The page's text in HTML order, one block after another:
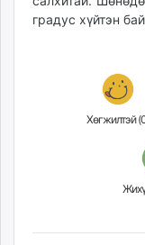
градус хүйтэн
Хөгжилтэй (